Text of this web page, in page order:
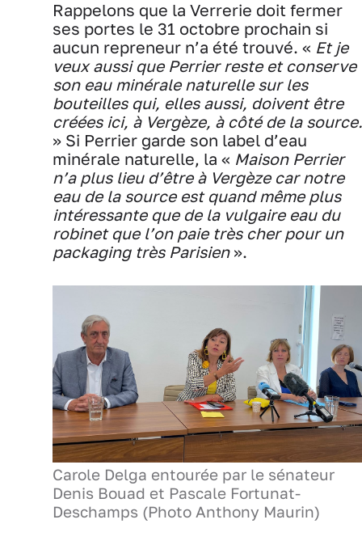
Rappelons que la Verrerie doit fermer
ses portes le 31 octobre prochain si
aucun repreneur n’a été trouvé. « Et je
veux aussi que Perrier reste et conserve
son eau minérale naturelle sur les
bouteilles qui, elles aussi, doivent être
créées ici, à Vergèze, à côté de la source.
» Si Perrier garde son label d’eau
minérale naturelle, la « Maison Perrier
n’a plus lieu d’être à Vergèze car notre
eau de la source est quand même plus
intéressante que de la vulgaire eau du
robinet que l’on paie très cher pour un
packaging très Parisien».
Carole Delga entourée par le sénateur
Denis Bouad et Pascale Fortunat-
Deschamps (Photo Anthony Maurin)